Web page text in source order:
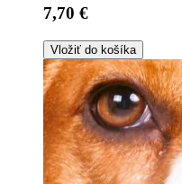
7,70 €
Vložiť do košíka